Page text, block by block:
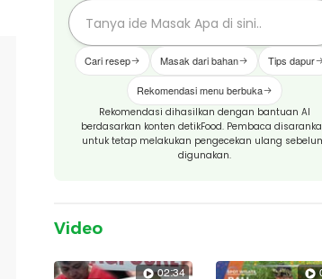
Cari resep Masak dari bahan Tips dapur
Rekomendasi menu berbuka
Rekomendasi dihasilkan dengan bantuan AI
berdasarkan konten detikFood. Pembaca
untuk tetap melakukan pengecekan ulang
digunakan.
Video
02:34